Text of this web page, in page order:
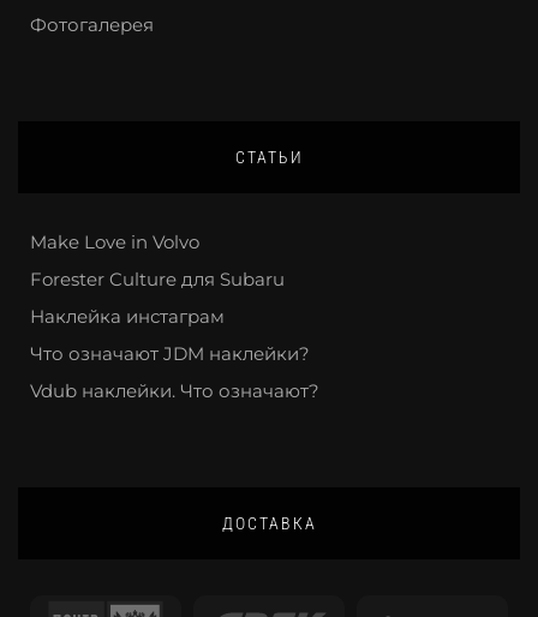
Фотогалерея
СТАТЬИ
Make Love in Volvo
Forester Culture для Subaru
Наклейка инстаграм
Что означают JDM наклейки?
Vdub наклейки. Что означают?
ДОСТАВКА